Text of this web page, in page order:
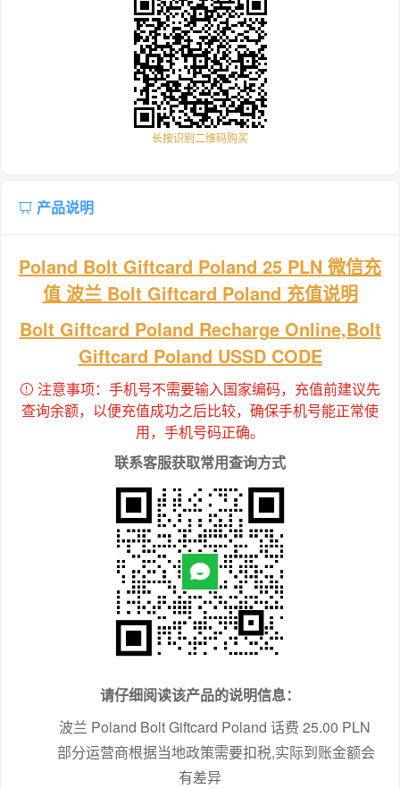
长按识别二维码购买
产品说明
Poland Bolt Giftcard Poland 25 PLN 微信充
值 波兰 Bolt Giftcard Poland 充值说明
Bolt Giftcard Poland Recharge Online,Bolt
Giftcard Poland USSD CODE
注意事项：手机号不需要输入国家编码，充值前建议先
查询余额，以便充值成功之后比较，确保手机号能正常使
用，手机号码正确。
联系客服获取常用查询方式
请仔细阅读该产品的说明信息：
波兰 Poland Bolt Giftcard Poland 话费 25.00 PLN
有差异